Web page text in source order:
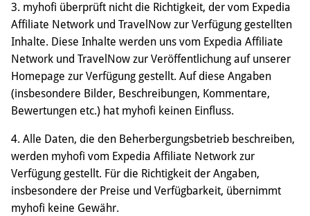
3. myhofi überprüft nicht die Richtigkeit, der vom Expedia
Affiliate Network und TravelNow zur Verfügung gestellten
Inhalte. Diese Inhalte werden uns vom Expedia Affiliate
Network und TravelNow zur Veröffentlichung auf unserer
Homepage zur Verfügung gestellt. Auf diese Angaben
(insbesondere Bilder, Beschreibungen, Kommentare,
Bewertungen etc.) hat myhofi keinen Einfluss.
4. Alle Daten, die den Beherbergungsbetrieb beschreiben,
werden myhofi vom Expedia Affiliate Network zur
Verfügung gestellt. Für die Richtigkeit der Angaben,
insbesondere der Preise und Verfügbarkeit, übernimmt
myhofi keine Gewähr.